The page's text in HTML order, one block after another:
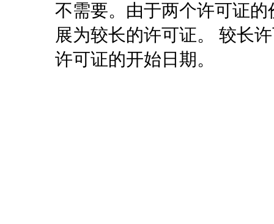
不需要。由于两个许可证
展为较长的许可证。 较长
许可证的开始日期。